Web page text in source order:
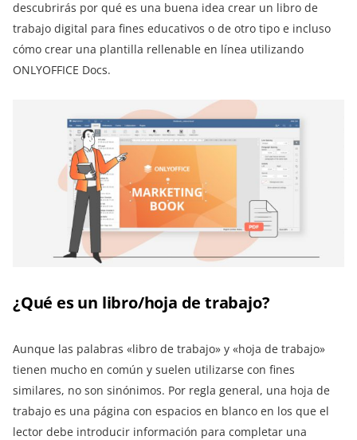
descubrirás por qué es una buena idea crear un libro de
trabajo digital para fines educativos o de otro tipo e incluso
cómo crear una plantilla rellenable en línea utilizando
ONLYOFFICE Docs.
¿Qué es un libro/hoja de trabajo?
Aunque las palabras «libro de trabajo» y «hoja de trabajo»
tienen mucho en común y suelen utilizarse con fines
similares, no son sinónimos. Por regla general, una hoja de
trabajo es una página con espacios en blanco en los que el
lector debe introducir información para completar una